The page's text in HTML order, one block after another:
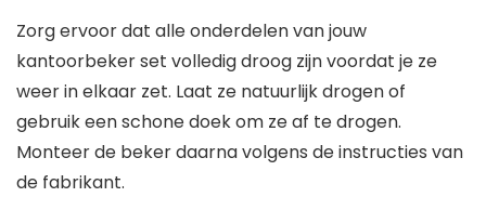
Zorg ervoor dat alle onderdelen van jouw
kantoorbeker set volledig droog zijn voordat je ze
weer in elkaar zet. Laat ze natuurlijk drogen of
gebruik een schone doek om ze af te drogen.
Monteer de beker daarna volgens de instructies van
de fabrikant.